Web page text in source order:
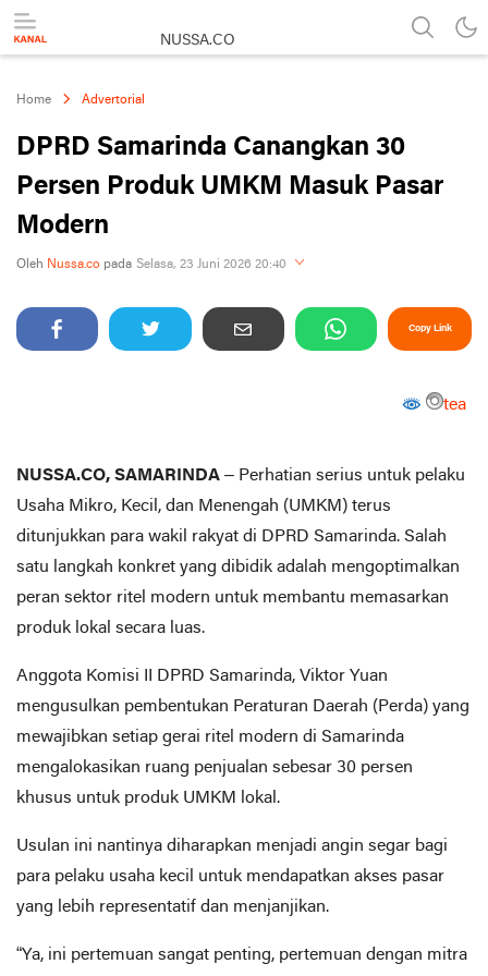
NUSSA.CO
Home Advertorial
DPRD Samarinda Canangkan 30
Persen Produk UMKM Masuk Pasar
Modern
Oleh Nussa.co pada Selasa, 23 Juni 2026 20:40
Copy Link
tea
NUSSA.CO, SAMARINDA – Perhatian serius untuk pelaku
Usaha Mikro, Kecil, dan Menengah (UMKM) terus
ditunjukkan para wakil rakyat di DPRD Samarinda. Salah
satu langkah konkret yang dibidik adalah mengoptimalkan
peran sektor ritel modern untuk membantu memasarkan
produk lokal secara luas.
Anggota Komisi II DPRD Samarinda, Viktor Yuan
mengusulkan pembentukan Peraturan Daerah (Perda) yang
mewajibkan setiap gerai ritel modern di Samarinda
mengalokasikan ruang penjualan sebesar 30 persen
khusus untuk produk UMKM lokal.
Usulan ini nantinya diharapkan menjadi angin segar bagi
para pelaku usaha kecil untuk mendapatkan akses pasar
yang lebih representatif dan menjanjikan.
“Ya, ini pertemuan sangat penting, pertemuan dengan mitra